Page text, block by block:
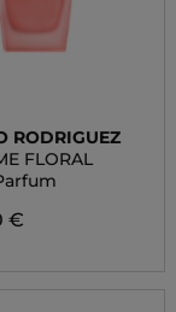
RODRIGUEZ
FLORAL
€